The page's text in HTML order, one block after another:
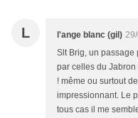
L l'ange blanc (gil)
Slt Brig, un passage
par celles du
! même ou surtout
impressionnant. Le
tous cas il me